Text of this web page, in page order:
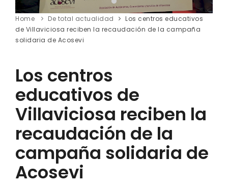
Home De total actualidad
Los centros educativos
de Villaviciosa reciben la recaudación de la campaña
solidaria de Acosevi
Los centros
educativos de
Villaviciosa reciben la
recaudación de la
campaña solidaria de
Acosevi